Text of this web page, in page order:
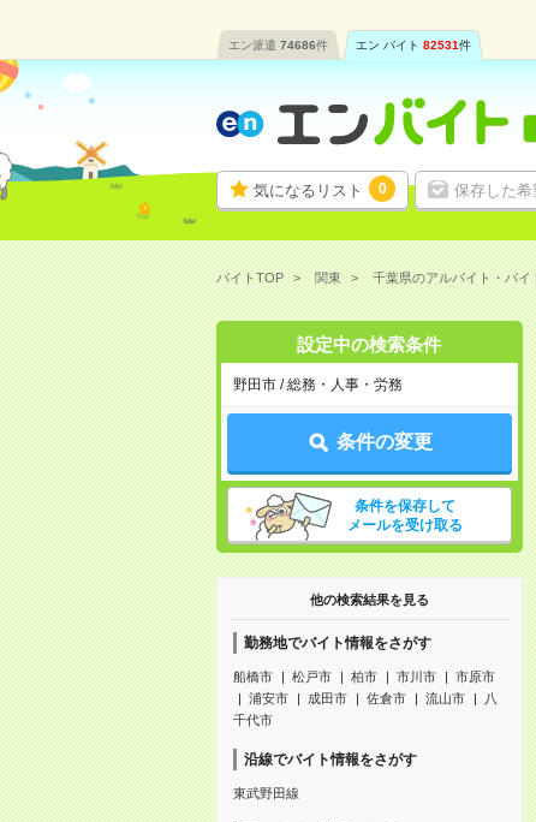
エン派遣 74686件 エン バイト 82531件
気になるリスト 0 保存した希
バイトTOP 関東 千葉県のアルバイト・バイ
設定中の検索条件
野田市 / 総務・人事・労務
条件の変更
条件を保存して
メールを受け取る
他の検索結果を見る
勤務地でバイト情報をさがす
船橋市 松戸市 柏市 市川市
市原市
浦安市
成田市 佐倉市 流山市
八
千代市
沿線でバイト情報をさがす
東武野田線